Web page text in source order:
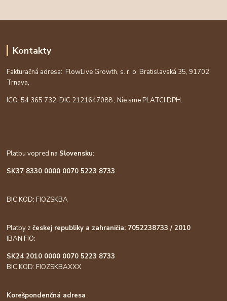
Kontakty
Fakturačná adresa: FlowLive Growth, s. r. o. Bratislavská 35, 91702
Trnava,
ICO: 54 365 732, DIC:2121647088 , Nie sme PLATCI DPH.
Platbu vopred na Slovensku:
SK37 8330 0000 0070 5223 8733
BIC KOD: FIOZSKBA
Platby zčeskej republiky a zahraničia: 7052238733 / 2010
IBAN FIO:
SK24 2010 0000 0070 5223 8733
BIC KOD: FIOZSKBAXXX
Korešpondenčná adresa :